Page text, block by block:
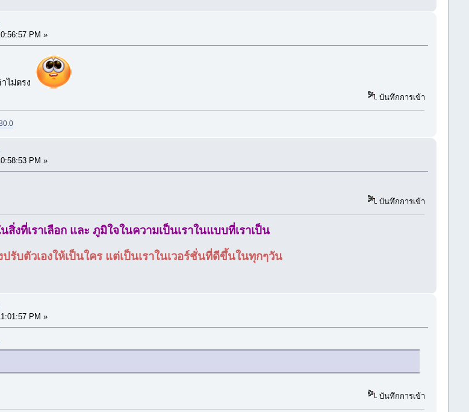
PM »
ไม่ตรง
บันทึกการเข้า
PM »
บันทึกการเข้า
งที่เราเลือก และ ภูมิใจในความเป็นเราในแบบที่เราเป็น
บตัวเองให้เป็นใคร แต่เป็นเราในเวอร์ชั่นที่ดีขึ้นในทุกๆวัน
PM »
บันทึกการเข้า